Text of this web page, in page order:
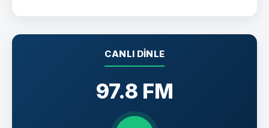
CANLI DINLE
97.8 FM